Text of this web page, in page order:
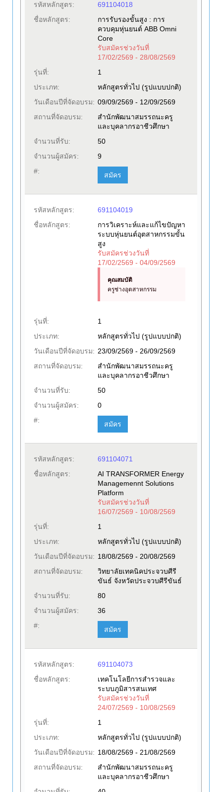
รหัสหลักสูตร:
691104018
ชื่อหลักสูตร:
การรับรองขั้นสูง : การ
ควบคุมหุ่นยนต์ ABB Omni
Core
รับสมัครช่วงวันที่
17/02/2569 - 28/08/2569
รุ่นที่:
1
ประเภท:
หลักสูตรทั่วไป (รูปแบบปกติ)
วันเดือนปีที่จัดอบรม: 09/09/2569 - 12/09/2569
สถานที่จัดอบรม:
สำนักพัฒนาสมรรถนะครู
และบุคลากรอาชีวศึกษา
จำนวนที่รับ:
50
จำนวนผู้สมัคร:
9
#:
สมัคร
รหัสหลักสูตร:
691104019
ชื่อหลักสูตร:
การวิเคราะห์และแก้ไขปัญหา
ระบบหุ่นยนต์อุตสาหกรรมขั้น
สูง
รับสมัครช่วงวันที่
17/02/2569 - 04/09/2569
คุณสมบัติ
ครูช่างอุตสาหกรรม
รุ่นที่:
1
ประเภท:
หลักสูตรทั่วไป (รูปแบบปกติ)
วันเดือนปีที่จัดอบรม: 23/09/2569 - 26/09/2569
สถานที่จัดอบรม:
สำนักพัฒนาสมรรถนะครู
และบุคลากรอาชีวศึกษา
จำนวนที่รับ:
50
จำนวนผู้สมัคร:
0
#:
สมัคร
รหัสหลักสูตร:
691104071
ชื่อหลักสูตร:
AI TRANSFORMER Energy
Managemennt Solutions
Platform
รับสมัครช่วงวันที่
16/07/2569 - 10/08/2569
รุ่นที่:
1
ประเภท:
หลักสูตรทั่วไป (รูปแบบปกติ)
วันเดือนปีที่จัดอบรม: 18/08/2569 - 20/08/2569
สถานที่จัดอบรม:
วิทยาลัยเทคนิคประจวบศีรี
ขันธ์ จังหวัดประจวบศีรีขันธ์
จำนวนที่รับ:
80
จำนวนผู้สมัคร:
36
#:
สมัคร
รหัสหลักสูตร:
691104073
ชื่อหลักสูตร:
เทคโนโลยีการสำรวจและ
ระบบภูมิสารสนเทศ
รับสมัครช่วงวันที่
24/07/2569 - 10/08/2569
รุ่นที่:
1
ประเภท:
หลักสูตรทั่วไป (รูปแบบปกติ)
วันเดือนปีที่จัดอบรม: 18/08/2569 - 21/08/2569
สถานที่จัดอบรม:
สำนักพัฒนาสมรรถนะครู
และบุคลากรอาชีวศึกษา